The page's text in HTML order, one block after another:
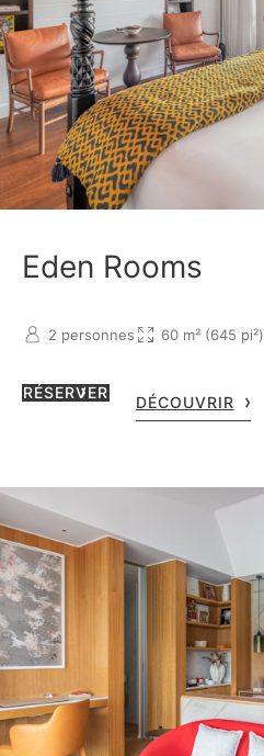
Eden Rooms
2 personnes 60 m² (645 pi²)
RÉSERVER
DÉCOUVRIR